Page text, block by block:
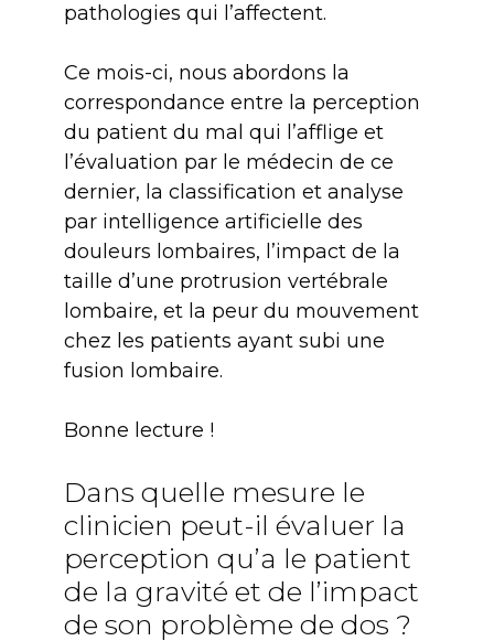
pathologies qui l’affectent.
Ce mois-ci, nous abordons la
correspondance entre la perception
du patient du mal qui l’afflige et
l’évaluation par le médecin de ce
dernier, la classification et analyse
par intelligence artificielle des
douleurs lombaires, l’impact de la
taille d’une protrusion vertébrale
lombaire, et la peur du mouvement
chez les patients ayant subi une
fusion lombaire.
Bonne lecture !
Dans quelle mesure le
clinicien peut-il évaluer la
perception qu’a le patient
de la gravité et de l’impact
de son problème de dos ?